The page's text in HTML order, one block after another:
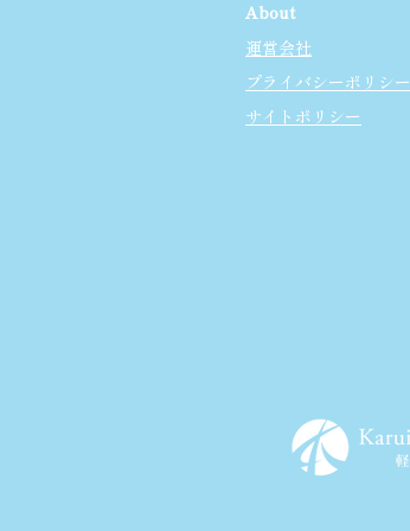
About
運営会社
プライバシーポリシー
サイトポリシー